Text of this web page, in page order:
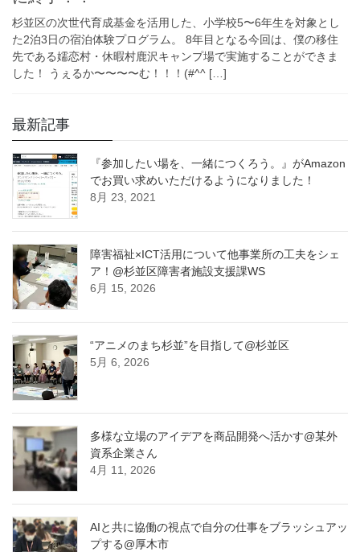
杉並区の次世代育成基金を活用した、小学校5〜6年生を対象とし
た2泊3日の宿泊体験プログラム。 8年目となる今回は、僕の移住
先である嬬恋村・休暇村鹿沢キャンプ場で実施することができま
した！ うぇるか〜〜〜〜む！！！(#^^ […]
最新記事
『参加したい場を、一緒につくろう。』がAmazon
でお買い求めいただけるようになりました！
8月 23, 2021
障害福祉×ICT活用について他事業所の工夫をシェ
ア！@杉並区障害者施設支援課WS
6月 15, 2026
“アニメのまち杉並”を目指して@杉並区
5月 6, 2026
多様な立場のアイデアを商品開発へ活かす@某外
資系企業さん
4月 11, 2026
AIと共に協働の視点で自分の仕事をブラッシュアッ
プする@厚木市